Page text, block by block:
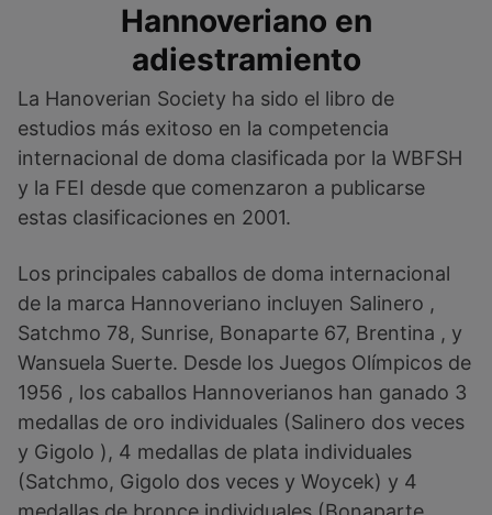
Hannoveriano en
adiestramiento
La Hanoverian Society ha sido el libro de
estudios más exitoso en la competencia
internacional de doma clasificada por la WBFSH
y la FEI desde que comenzaron a publicarse
estas clasificaciones en 2001.
Los principales caballos de doma internacional
de la marca Hannoveriano incluyen Salinero ,
Satchmo 78, Sunrise, Bonaparte 67, Brentina , y
Wansuela Suerte. Desde los Juegos Olímpicos de
1956 , los caballos Hannoverianos han ganado 3
medallas de oro individuales (Salinero dos veces
y Gigolo ), 4 medallas de plata individuales
(Satchmo, Gigolo dos veces y Woycek) y 4